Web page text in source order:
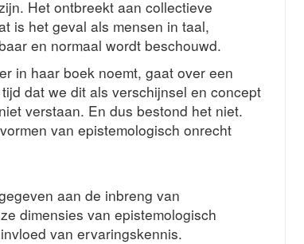
Het ontbreekt aan collectieve
is het geval als mensen in taal,
en normaal wordt beschouwd.
in haar boek noemt, gaat over een
dat we dit als verschijnsel en concept
verstaan. En dus bestond het niet.
van epistemologisch onrecht
aan de inbreng van
dimensies van epistemologisch
van ervaringskennis.